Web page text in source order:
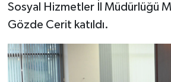
Sosyal Hizmetler İl Müdürlüğü
Gözde Cerit katıldı.
OTOMOBİL
MİZAH
TARİH